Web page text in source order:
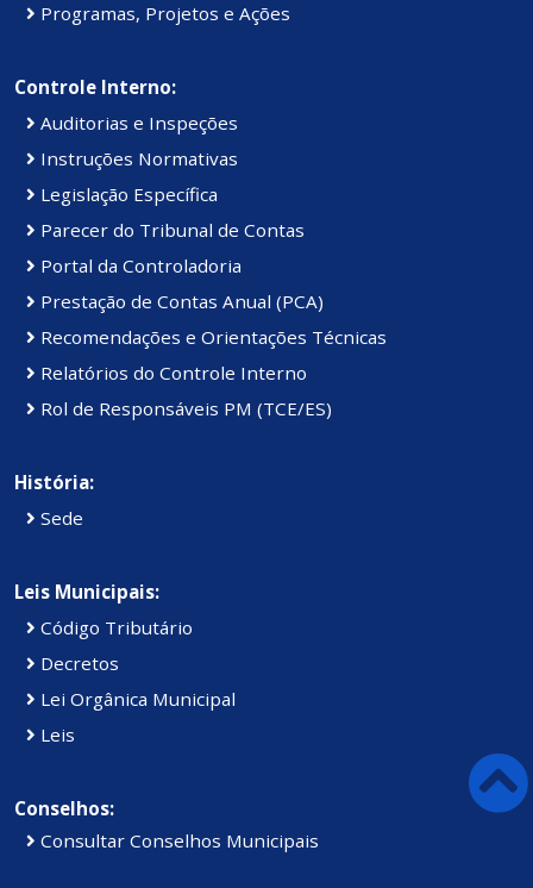
Programas, Projetos e Ações
Controle Interno:
Auditorias e Inspeções
Instruções Normativas
Legislação Específica
Parecer do Tribunal de Contas
Portal da Controladoria
Prestação de Contas Anual (PCA)
Recomendações e Orientações Técnicas
Relatórios do Controle Interno
Rol de Responsáveis PM (TCE/ES)
História:
Sede
Leis Municipais:
Código Tributário
Decretos
Lei Orgânica Municipal
Leis
Conselhos:
Consultar Conselhos Municipais